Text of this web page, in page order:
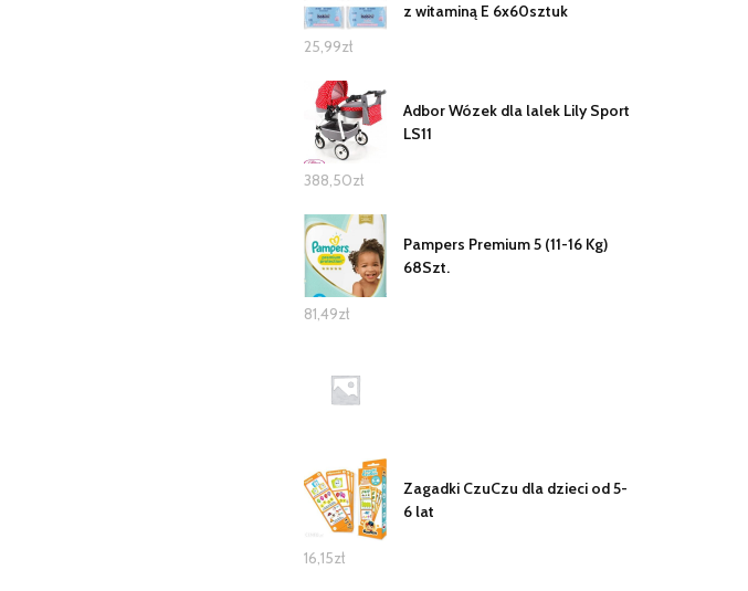
z witaminą E 6x60sztuk
25,99zł
Adbor Wózek dla lalek Lily Sport
LS11
388,50zł
Pampers Premium 5 (11-16 Kg)
68Szt.
81,49zł
Zagadki CzuCzu dla dzieci od 5-
6 lat
16,15zł